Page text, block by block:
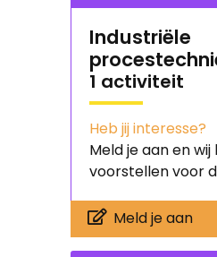
Industriële
1 activiteit
Heb jij interesse?
Meld je aan en
voorstellen voor
Meld je aan